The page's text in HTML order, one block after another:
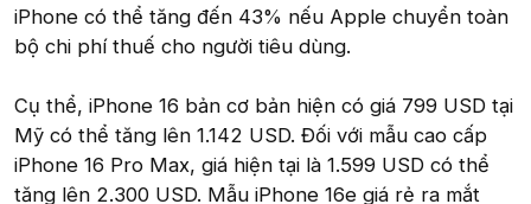
iPhone có thể tăng đến 43% nếu Apple chuyển toàn
bộ chi phí thuế cho người tiêu dùng.
Cụ thể, iPhone 16 bản cơ bản hiện có giá 799 USD tại
Mỹ có thể tăng lên 1.142 USD. Đối với mẫu cao cấp
iPhone 16 Pro Max, giá hiện tại là 1.599 USD có thể
tăng lên 2.300 USD. Mẫu iPhone 16e giá rẻ ra mắt